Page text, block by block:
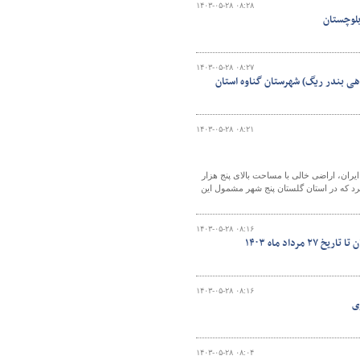
۱۴۰۳-۰۵-۲۸ ۰۸:۲۸
۱۴۰۳-۰۵-۲۸ ۰۸:۲۷
بندر ریگ) شهرستان گناوه استان
۱۴۰۳-۰۵-۲۸ ۰۸:۲۱
اراضی خالی با مساحت بالای پنج هزار
که در استان گلستان پنج شهر مشمول این
۱۴۰۳-۰۵-۲۸ ۰۸:۱۶
ماه ۱۴۰۳
۱۴۰۳-۰۵-۲۸ ۰۸:۱۶
۱۴۰۳-۰۵-۲۸ ۰۸:۰۴